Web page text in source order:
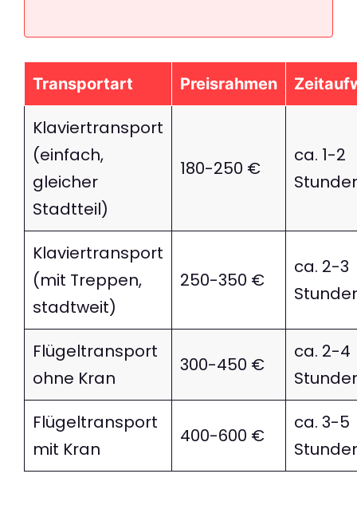
Transportart Preisrahmen
Klaviertransport
(einfach,
gleicher
Stadtteil)
180-250 €
ca. 1-2
Klaviertransport
(mit Treppen,
stadtweit)
250-350 €
ca. 2-3
Flügeltransport
ohne Kran
300-450 €
ca. 2-4
Flügeltransport
mit Kran
400-600 €
ca. 3-5